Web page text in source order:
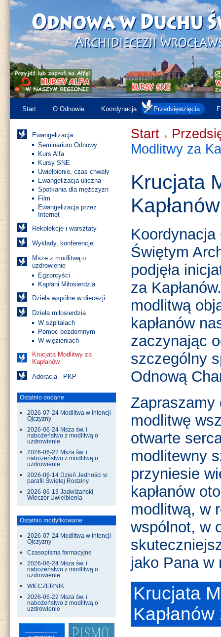
Start O Odnowie Koordynacja Przedsięwzięcia
Ewangelizacja
Seminarium Odnowy
Kurs Alfa
Kursy SNE
Uwielbienie, czas chwały
Ewangelizacja uliczna
Spotkania dla mężczyzn
Film
Ewangelizacja przez
Internet
Rekolekcje i warsztaty
Wykłady, konferencje
Msze z modlitwą o
uzdrowienie
Egzorcyści
Kapłani Miłosierdzia
Dzieła wspólne w diecezji
Dzieła miłosierdzia
W szpitalach
Pomoc bezdomnym
W więzieniach
Krucjata Modlitwy za
Kapłanów
Adoracja - PKP
Ostatnio dodane
2026-07-24 Modlitwa w intencji
Ojczyzny
2026-06-24 Msza św. i
nabożeństwo z modlitwą o
uzdrowienie
2026-06-22 Msza św. i
nabożeństwo z modlitwą o
uzdrowienie
2026-06-14 Dzień Jedności w
parafii Świętej Rodziny
2026-06-13 Jadwiżański
Wieczór Uwielbienia
Ostatnio modyfikowane
2026-07-24 Modlitwa w intencji
Ojczyzny
Czasopisma formacyjne
2026-06-24 Msza św. i
nabożeństwo z modlitwą o
uzdrowienie
WIECZERNIK
2026-06-22 Msza św. i
nabożeństwo z modlitwą o
uzdrowienie
Start
Modlitwy za
Krucjata
Kapłanów
Świętym
podjęła
za
modlitwą
kapłanów
zaczynając
szczególny
Odnową
Zapraszamy
modlitwę
otwarte
modlitewny
przyniesie
kapłanów
modlitwą, w
wspólnot, w
jako Pana w
Krucjata